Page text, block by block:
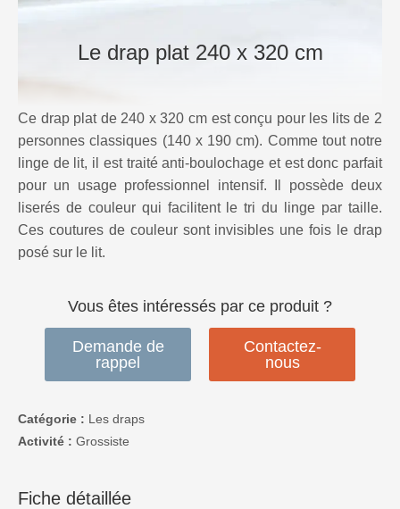
Le drap plat 240 x 320 cm
Ce drap plat de 240 x 320 cm est conçu pour les lits de 2
personnes classiques (140 x 190 cm). Comme tout notre
linge de lit, il est traité anti-boulochage et est donc parfait
pour un usage professionnel intensif. Il possède deux
liserés de couleur qui facilitent le tri du linge par taille.
Ces coutures de couleur sont invisibles une fois le drap
posé sur le lit.
Vous êtes intéressés par ce produit ?
Demande de
rappel
Contactez-
nous
Catégorie : Les draps
Activité : Grossiste
Fiche détaillée